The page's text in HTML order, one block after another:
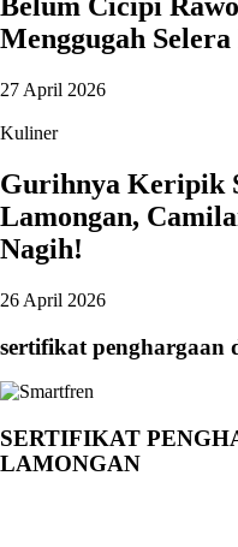
Menggugah
27 April 2026
Kuliner
Gurihnya Keripik
Lamongan,
Nagih!
26 April 2026
sertifikat penghargaan
SERTIFIKAT
LAMONGAN